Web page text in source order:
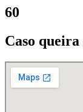
60
Caso